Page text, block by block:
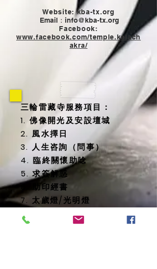
Website: kba-tx.org
Email： info@kba-tx.org
Facebook:
www.facebook.com/temple.kalach
akra/
三輪雷藏寺服務項目：
1. 佛像開光及安設壇城
2. 風水擇日
3. 人生咨詢（問事）
4. 臨終關懷助唸
5. 求簽解惑
6. 助印經書
7. 太歲燈/光明燈
8. 消災延壽藥師佛燈
9. 地藏殿提供